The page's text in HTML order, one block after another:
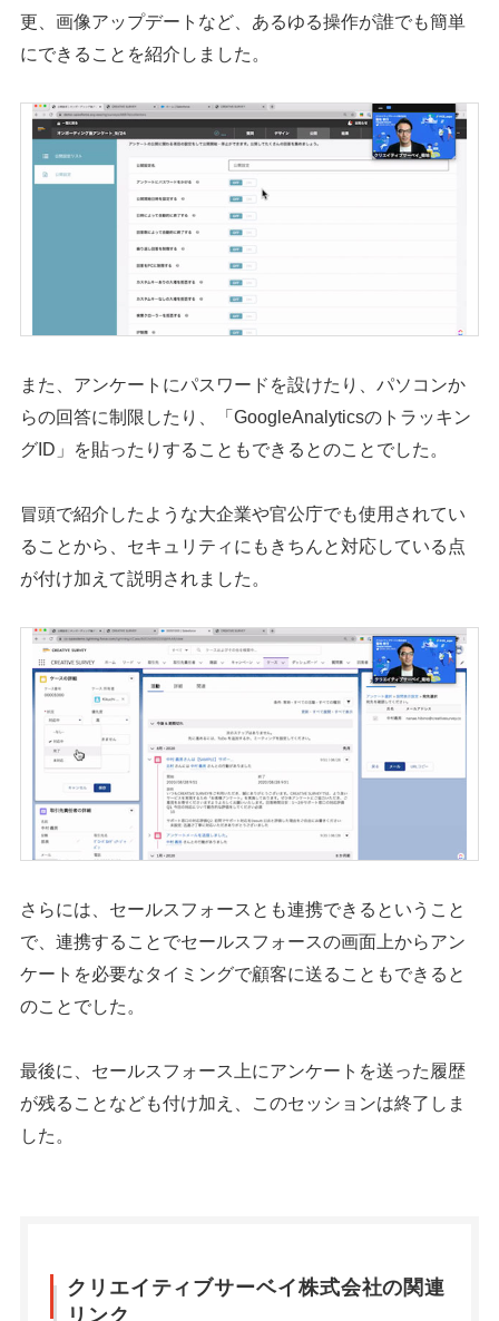
更、画像アップデートなど、あるゆる操作が誰でも簡単
にできることを紹介しました。
また、アンケートにパスワードを設けたり、パソコンか
らの回答に制限したり、「GoogleAnalyticsのトラッキン
グID」を貼ったりすることもできるとのことでした。
冒頭で紹介したような大企業や官公庁でも使用されてい
ることから、セキュリティにもきちんと対応している点
が付け加えて説明されました。
さらには、セールスフォースとも連携できるということ
で、連携することでセールスフォースの画面上からアン
ケートを必要なタイミングで顧客に送ることもできると
のことでした。
最後に、セールスフォース上にアンケートを送った履歴
が残ることなども付け加え、このセッションは終了しま
した。
クリエイティブサーベイ株式会社の関連
リンク